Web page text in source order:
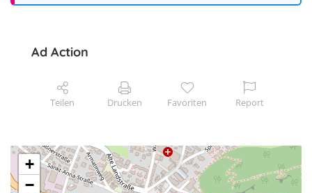
Ad Action
Teilen Drucken Favoriten Report
+
−